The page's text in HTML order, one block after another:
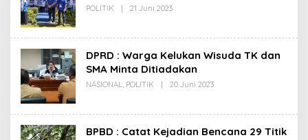
POLITIK 21 Juni 2023Oleh
DPRD : Warga Kelukan Wisuda TK dan
SMA Minta Ditiadakan
NASIONAL, POLITIK 20 Juni 2023Oleh
BPBD : Catat Kejadian Bencana 29 Titik